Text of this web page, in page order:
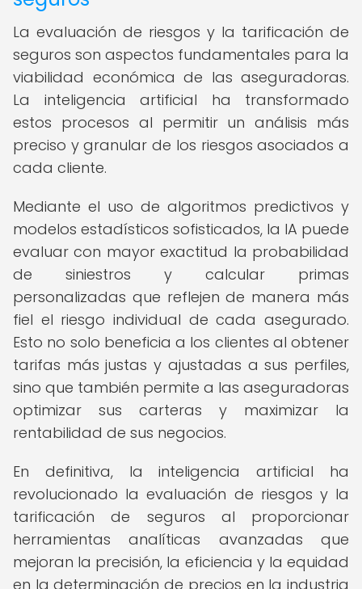
La evaluación de riesgos y la tarificación de
seguros son aspectos fundamentales para la
viabilidad económica de las aseguradoras.
La inteligencia artificial ha transformado
estos procesos al permitir un análisis más
preciso y granular de los riesgos asociados a
cada cliente.
Mediante el uso de algoritmos predictivos y
modelos estadísticos sofisticados, la IA puede
evaluar con mayor exactitud la probabilidad
de siniestros y calcular primas
personalizadas que reflejen de manera más
fiel el riesgo individual de cada asegurado.
Esto no solo beneficia a los clientes al obtener
tarifas más justas y ajustadas a sus perfiles,
sino que también permite a las aseguradoras
optimizar sus carteras y maximizar la
rentabilidad de sus negocios.
En definitiva, la inteligencia artificial ha
revolucionado la evaluación de riesgos y la
tarificación de seguros al proporcionar
herramientas analíticas avanzadas que
mejoran la precisión, la eficiencia y la equidad
en la determinación de precios en la industria